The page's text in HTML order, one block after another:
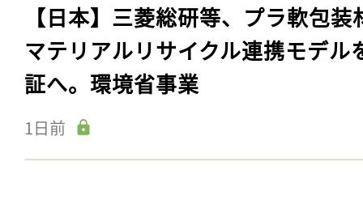
【日本】三菱総研等、プラ軟包装
マテリアルリサイクル連携モデル
証へ。環境省事業
1日前